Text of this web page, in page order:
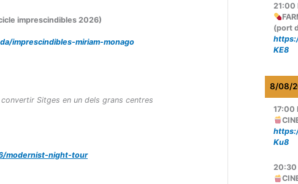
imprescindibles 2026)
imprescindibles-miriam-monago
Sitges en un dels grans centres
modernist-night-tour
21:00
(port
KE8
8/08/
17:00
Ku8
20:30